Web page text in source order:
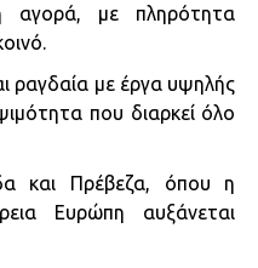
αγορά, με πληρότητα
ραγδαία με έργα υψηλής
που διαρκεί όλο
και Πρέβεζα, όπου η
Ευρώπη αυξάνεται